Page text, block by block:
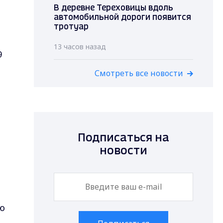
В деревне Тереховицы вдоль
автомобильной дороги появится
тротуар
13 часов назад
Смотреть все новости
Подписаться на
новости